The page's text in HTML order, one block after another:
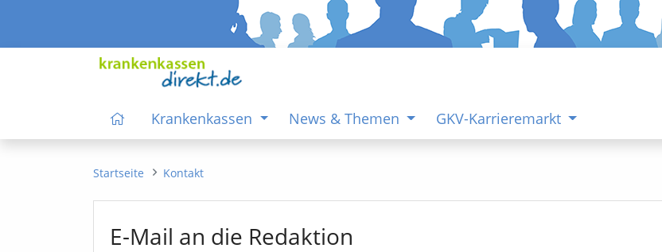
Krankenkassen News & Themen GKV-Karrieremarkt
Startseite Kontakt
E-Mail an die Redaktion